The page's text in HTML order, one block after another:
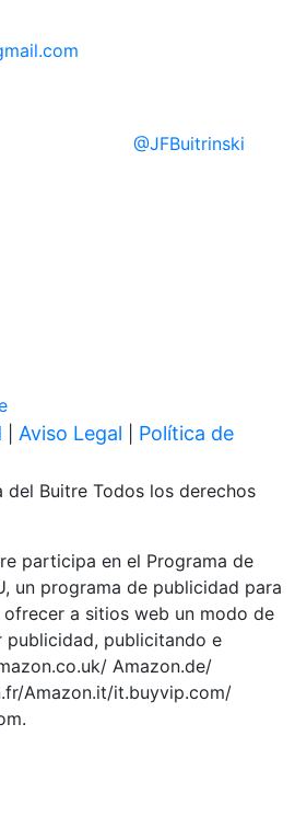
@JFBuitrinski
Aviso Legal
Política de
Buitre Todos los derechos
participa en el Programa de
un programa de publicidad para
a sitios web un modo de
publicidad, publicitando e
Amazon.de/
Amazon.it/it.buyvip.com/